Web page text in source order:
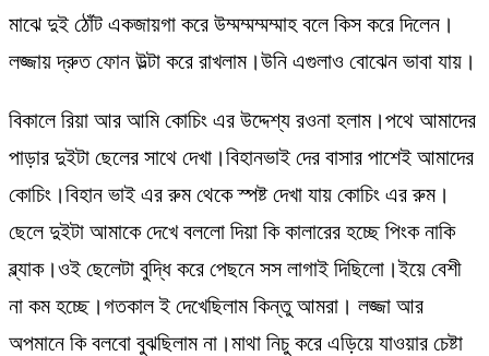
মাঝে দুই ঠোঁট একজায়গা করে উম্মম্মম্মম্মাহ বলে কিস করে দিলেন।
লজ্জায় দ্রুত ফোন উল্টা করে রাখলাম।উনি এগুলাও বোঝেন ভাবা যায়।
বিকালে রিয়া আর আমি কোচিং এর উদ্দেশ্য রওনা হলাম।পথে আমাদের
পাড়ার দুইটা ছেলের সাথে দেখা।বিহানভাই দের বাসার পাশেই আমাদের
কোচিং।বিহান ভাই এর রুম থেকে স্পষ্ট দেখা যায় কোচিং এর রুম।
ছেলে দুইটা আমাকে দেখে বললো দিয়া কি কালারের হচ্ছে পিংক নাকি
ব্ল্যাক।ওই ছেলেটা বুদ্ধি করে পেছনে সস লাগাই দিছিলো।ইয়ে বেশী
না কম হচ্ছে।গতকাল ই দেখেছিলাম কিন্তু আমরা। লজ্জা আর
অপমানে কি বলবো বুঝছিলাম না।মাথা নিচু করে এড়িয়ে যাওয়ার চেষ্টা